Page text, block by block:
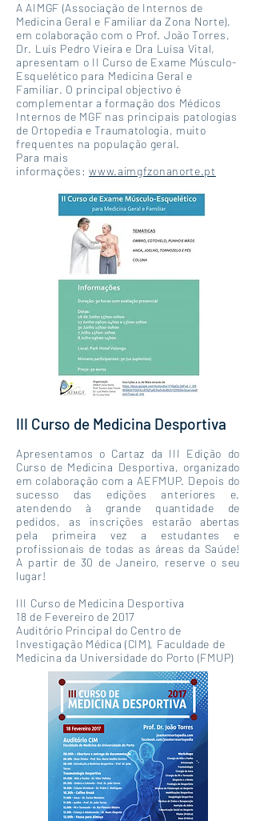
A AIMGF (Associação de Internos de
Medicina Geral e Familiar da Zona Norte),
em colaboração com o Prof. João Torres,
Dr. Luís Pedro Vieira e Dra Luísa Vital,
apresentam o II Curso de Exame Músculo-
Esquelético para Medicina Geral e
Familiar. O principal objectivo é
complementar a formação dos Médicos
Internos de MGF nas principais patologias
de Ortopedia e Traumatologia, muito
frequentes na população geral.
Para mais
informações:www.aimgfzonanorte.pt
III Curso de Medicina Desportiva
Apresentamos o Cartaz da III Edição do
Curso de Medicina Desportiva, organizado
em colaboração com a AEFMUP. Depois do
sucesso das edições anteriores e,
atendendo à grande quantidade de
pedidos, as inscrições estarão abertas
pela primeira vez a estudantes e
profissionais de todas as áreas da Saúde!
A partir de 30 de Janeiro, reserve o seu
lugar!
III Curso de Medicina Desportiva
18 de Fevereiro de 2017
Auditório Principal do Centro de
Investigação Médica (CIM), Faculdade de
Medicina da Universidade do Porto (FMUP)